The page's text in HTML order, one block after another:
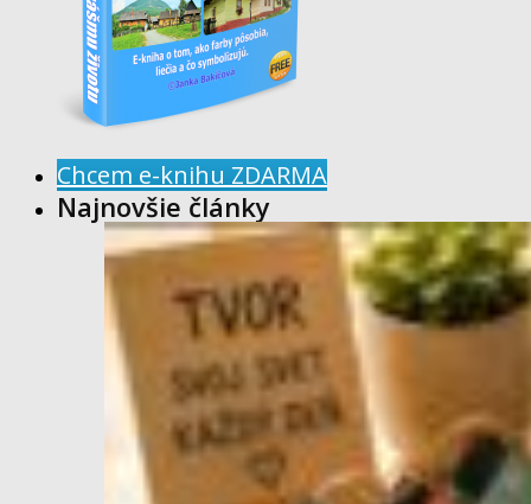
Chcem e-knihu ZDARMA
Najnovšie články